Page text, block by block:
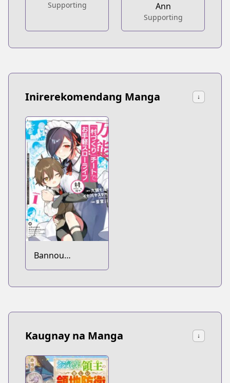
Supporting
Ann
Supporting
Inirerekomendang Manga ↓
Bannou
"Murazukuri"
Kaugnay na Manga ↓